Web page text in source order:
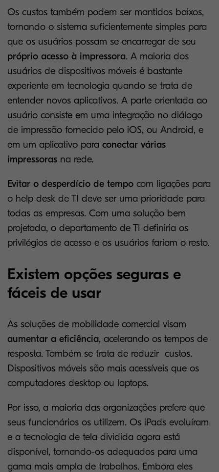
Os custos também podem ser mantidos baixos,
tornando o sistema suficientemente simples para
que os usuários possam se encarregar de seu
próprio acesso à impressora. A maioria dos
usuários de dispositivos móveis é bastante
experiente em tecnologia quando se trata de
entender novos aplicativos. A parte orientada ao
usuário consiste em uma integração no diálogo
de impressão fornecido pelo iOS, ou Android, e
em um aplicativo para conectar várias
impressoras na rede.
Evitar o desperdício de tempo com ligações para
o help desk de TI deve ser uma prioridade para
todas as empresas. Com uma solução bem
projetada, o departamento de TI definiria os
privilégios de acesso e os usuários fariam o resto.
Existem opções seguras e
fáceis de usar
As soluções de mobilidade comercial visam
aumentar a eficiência, acelerando os tempos de
resposta. Também se trata de reduzir custos.
Dispositivos móveis são mais acessíveis que os
computadores desktop ou laptops.
Por isso, a maioria das organizações prefere que
seus funcionários os utilizem. Os iPads evoluíram
e a tecnologia de tela dividida agora está
disponível, tornando-os adequados para uma
gama mais ampla de trabalhos. Embora eles